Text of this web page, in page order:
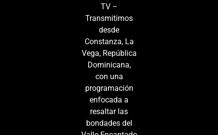
TV –
Transmitimos
desde
Constanza, La
Vega, República
Dominicana,
con una
programación
enfocada a
resaltar las
bondades del